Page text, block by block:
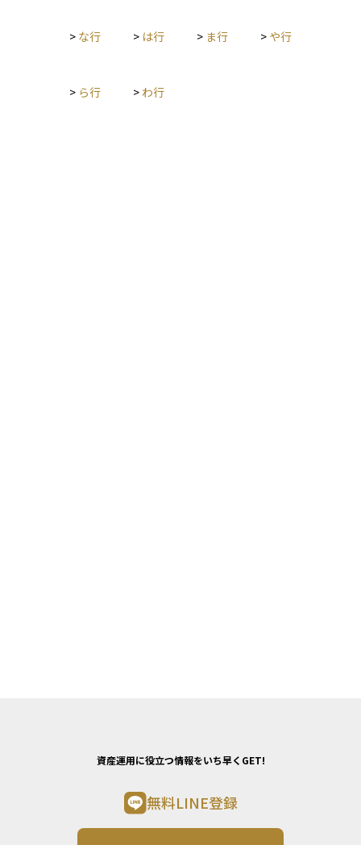
> な行 > は行 > ま行 > や行
> ら行 > わ行
資産運用に役立つ情報をいち早くGET!
無料LINE登録